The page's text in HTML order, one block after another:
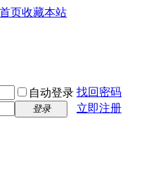
页收藏本站
自动登录 找回密码
登录
立即注册